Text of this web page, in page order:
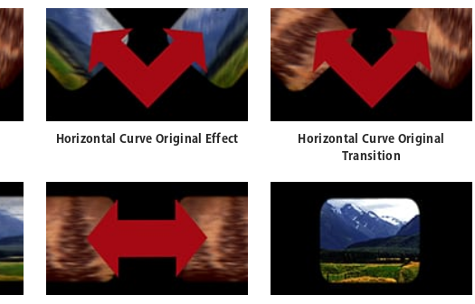
Horizontal Curve Original Effect
Horizontal Curve Original
Transition